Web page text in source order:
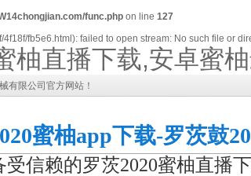
func.php on line 127
fb5e6.html): failed to open stream: No such file or
柚直播下载,安卓蜜
有限公司官方网站！
蜜柚app下载-罗茨鼓
受信赖的罗茨2020蜜柚直播